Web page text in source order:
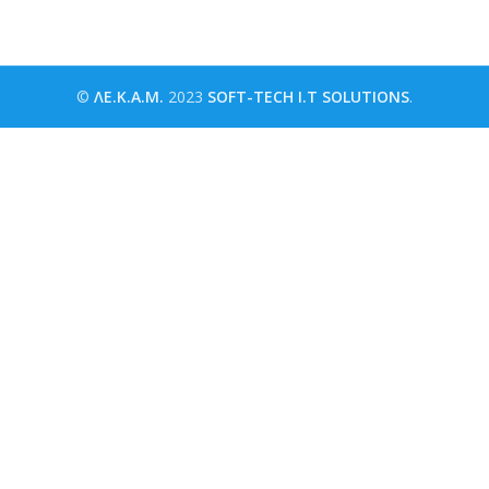
© ΛΕ.Κ.Α.Μ. 2023 SOFT-TECH I.T SOLUTIONS.